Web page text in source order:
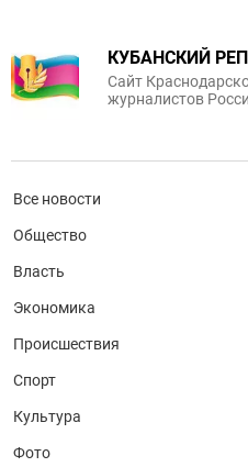
КУБАНСКИЙ
Сайт
журналистов
Все новости
Общество
Власть
Экономика
Происшествия
Спорт
Культура
Фото